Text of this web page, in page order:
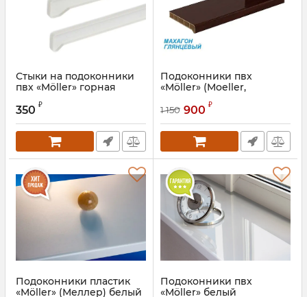
Стыки на подоконники
пвх «Möller» горная
350 ₽
Подоконники пвх
«Möller» (Moeller,
глянцевый махагон
Артикул: MOL0212.51
1 150 900 ₽
Подоконники пластик
«Möller» (Меллер) белый
Подоконники пвх
«Möller» белый